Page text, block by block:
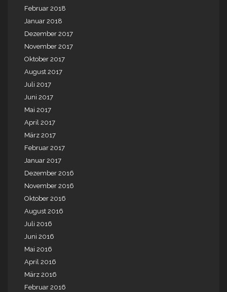
Februar 2018
Januar 2018
Dezember 2017
November 2017
Oktober 2017
August 2017
Juli 2017
Juni 2017
Mai 2017
April 2017
März 2017
Februar 2017
Januar 2017
Dezember 2016
November 2016
Oktober 2016
August 2016
Juli 2016
Juni 2016
Mai 2016
April 2016
März 2016
Februar 2016